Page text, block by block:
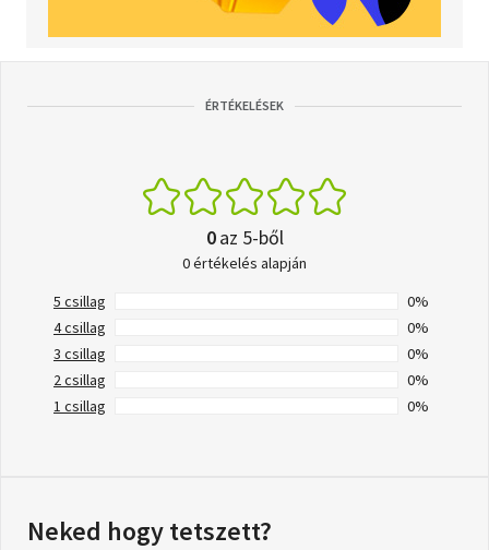
ÉRTÉKELÉSEK
0az 5-ből
0 értékelés alapján
5 csillag
0%
4 csillag
0%
3 csillag
0%
2 csillag
0%
1 csillag
0%
Neked hogy tetszett?